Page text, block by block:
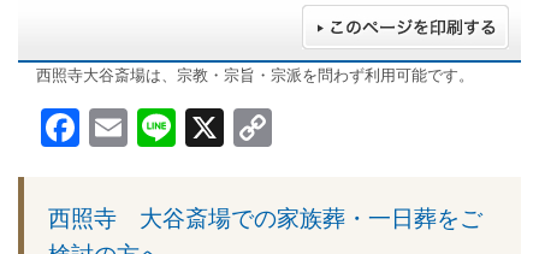
西照寺大谷斎場は、宗教・宗旨・宗派を問わず利用可能です。
Facebook
EmailLine
X
西照寺 大谷斎場での家族葬・一日葬をご